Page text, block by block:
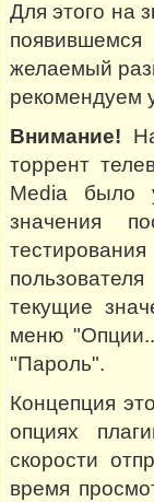
Для этого на
желаемый
рекомендуем
Внимание!
торрент
Media было
значения
текущие
меню
"Пароль".
Концепция
опциях
скорости
время